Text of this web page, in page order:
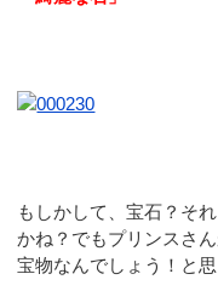
もしかして、宝石？そ
かね？でもプリンスさ
宝物なんでしょう！と思